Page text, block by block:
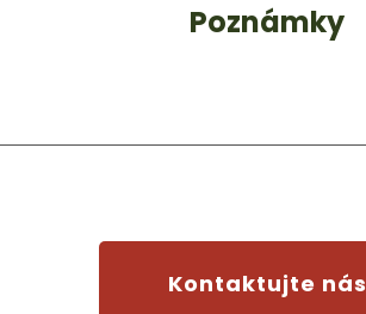
Poznámky
Kontaktujte nás